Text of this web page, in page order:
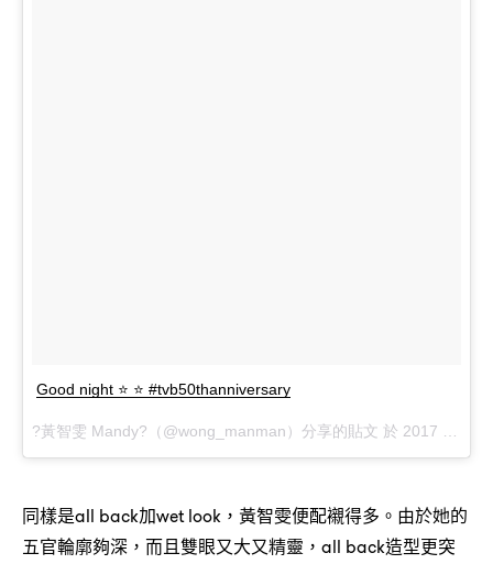
Good night ⭐️ ⭐️ #tvb50thanniversary
?黃智雯 Mandy?（@wong_manman）分享的貼文 於 2017 年 11月 月 19 11:13上午 PST
同樣是all back加wet look，黃智雯便配襯得多。由於她的
五官輪廓夠深，而且雙眼又大又精靈，all back造型更突